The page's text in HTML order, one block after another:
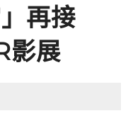
再接
影展